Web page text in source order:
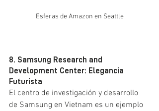
Esferas de Amazon en Seattle
8. Samsung Research and
Development Center: Elegancia
Futurista
El centro de investigación y desarrollo
de Samsung en Vietnam es un ejemplo